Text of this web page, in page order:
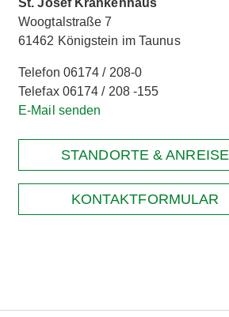
Woogtalstraße 7
61462 Königstein im Taunus
Telefon 06174 / 208-0
Telefax 06174 / 208 -155
E-Mail senden
STANDORTE & ANREISE
KONTAKTFORMULAR